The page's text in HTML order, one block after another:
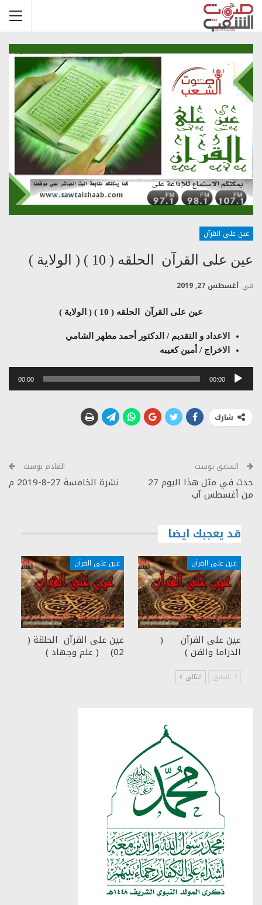
عين على القرآن
عين على القرآن الحلقه ( 10 ) ( الولاية )
في أغسطس 27, 2019
عين على القرآن الحلقه ( 10 ) ( الولاية )
الاعداد و التقديم / الدكتور أحمد مطهر الشامي
الاخراج / أمين كعيبه
مشغل
00:00
00:00
شارك
السابق بوست
حدث في مثل هذا اليوم 27
من أغسطس آب
القادم بوست
نشرة الخامسة 27-8-2019 م
قد يعجبك ايضا
عين على القرآن
عين على القرآن (
الدراما والفن )
عين على القرآن
عين على القرآن الحلقة (
02) ( علم وجهاد )
السابق التالي